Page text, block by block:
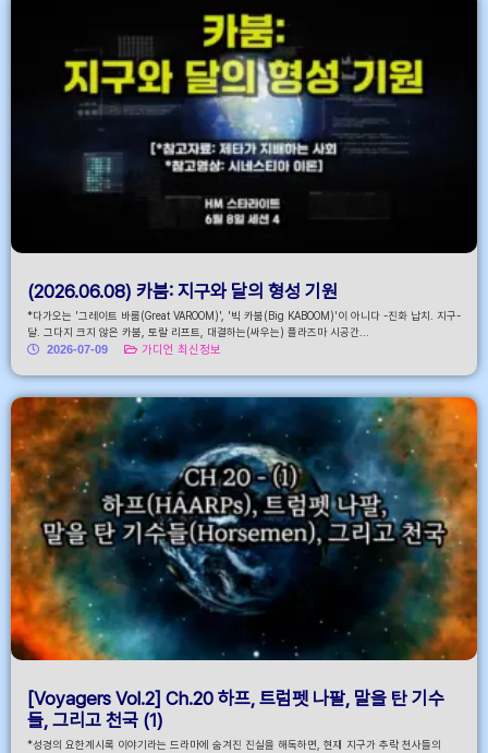
(2026.06.08) 카붐: 지구와 달의 형성 기원
*다가오는 '그레이트 바룸(Great VAROOM)', '빅 카붐(Big KABOOM)'이 아니다 -진화 납치. 지구-
달. 그다지 크지 않은 카붐, 토랄 리프트, 대결하는(싸우는) 플라즈마 시공간...
2026-07-09
가디언 최신정보
[Voyagers Vol.2] Ch.20 하프, 트럼펫 나팔, 말을 탄 기수
들, 그리고 천국 (1)
*성경의 요한계시록 이야기라는 드라마에 숨겨진 진실을 해독하면, 현재 지구가 추락 천사들의